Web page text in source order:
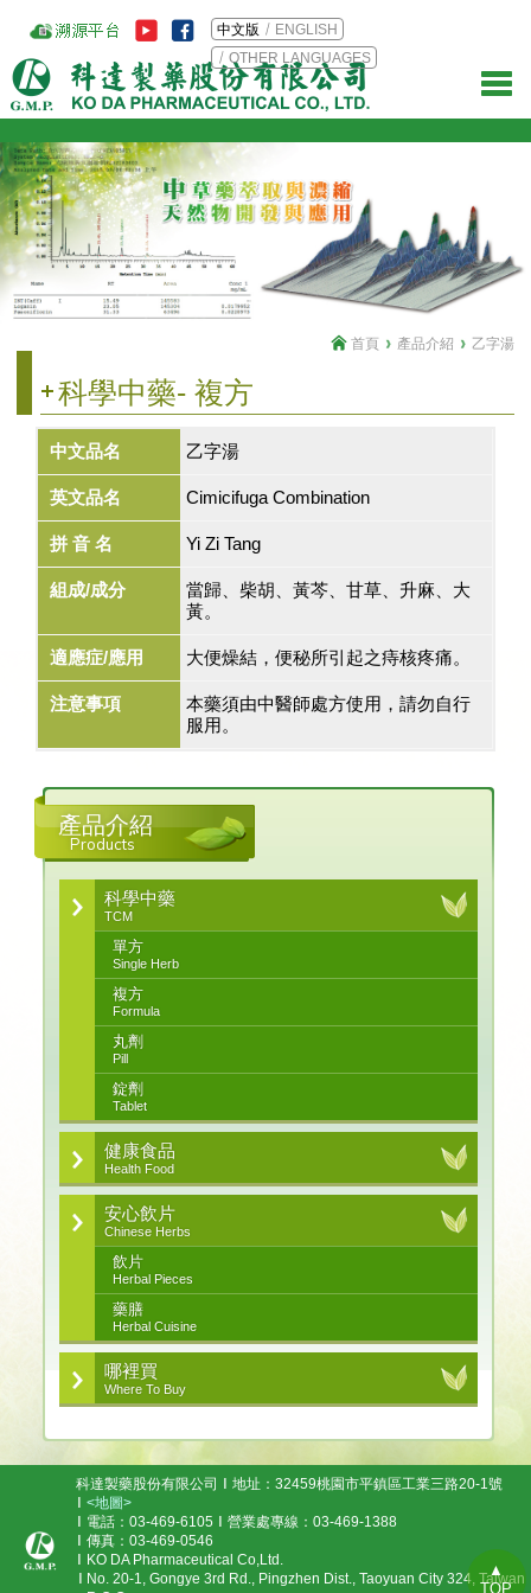
中文版
ENGLISH
OTHER LANGUAGES
科學中藥- 複方
首頁 產品介紹 乙字湯
中文品名 乙字湯
英文品名 Cimicifuga Combination
拼 音 名 Yi Zi Tang
組成/成分
當歸、柴胡、黃芩、甘草、升麻、大
黃。
適應症/應用 大便燥結，便秘所引起之痔核疼痛。
注意事項
本藥須由中醫師處方使用，請勿自行
服用。
產品介紹
Products
科學中藥
TCM
單方
Single Herb
複方
Formula
丸劑
Pill
錠劑
Tablet
健康食品
Health Food
安心飲片
Chinese Herbs
飲片
Herbal Pieces
藥膳
Herbal Cuisine
哪裡買
Where To Buy
科達製藥股份有限公司
地址：32459桃園市平鎮區工業三路20-1號
<地圖>
電話：03-469-6105
營業處專線：03-469-1388
傳真：03-469-0546
KO DA Pharmaceutical Co,Ltd.
No. 20-1, Gongye 3rd Rd., Pingzhen Dist., Taoyuan City 324, Taiwan
▲
TOP